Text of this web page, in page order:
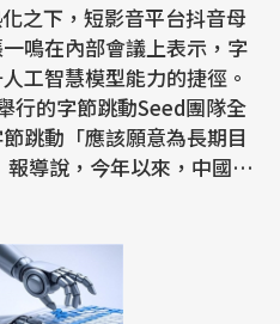
之下，短影音平台抖音母
鳴在內部會議上表示，字
工智慧模型能力的捷徑。
行的字節跳動Seed團隊全
跳動「應該願意為長期目